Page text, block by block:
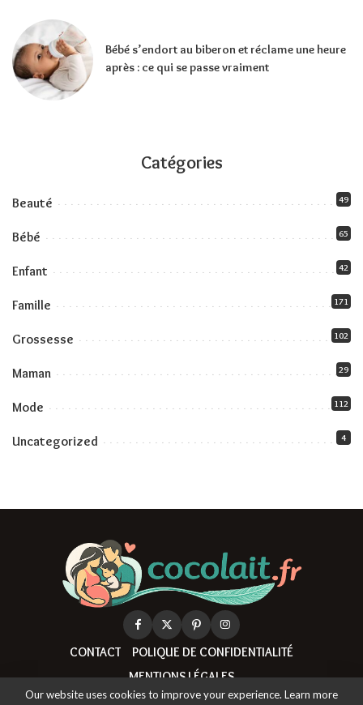
Bébé s’endort au biberon et réclame une heure
après : ce qui se passe vraiment
Catégories
Beauté 49
Bébé 65
Enfant 42
Famille 171
Grossesse 102
Maman 29
Mode 112
Uncategorized 4
CONTACT
POLIQUE DE CONFIDENTIALITÉ
MENTIONS LÉGALES
Our website uses cookies to improve your experience. Learn more